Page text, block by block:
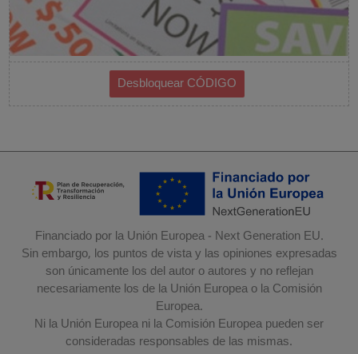
Financiado por la Unión Europea - Next Generation EU.
Sin embargo, los puntos de vista y las opiniones expresadas
son únicamente los del autor o autores y no reflejan
necesariamente los de la Unión Europea o la Comisión
Europea.
Ni la Unión Europea ni la Comisión Europea pueden ser
consideradas responsables de las mismas.